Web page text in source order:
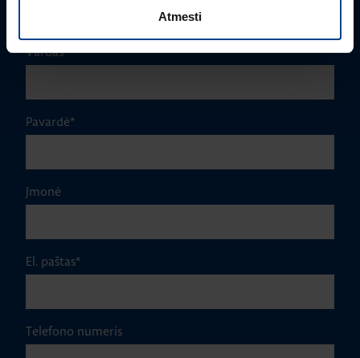
Atmesti
Vardas*
Pavardė*
Įmonė
El. paštas*
Telefono numeris